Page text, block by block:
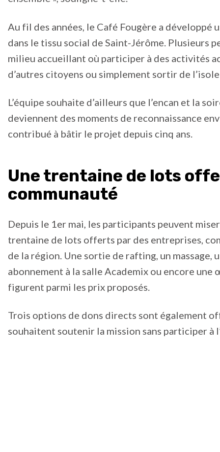
Au fil des années, le Café Fougère a développé
dans le tissu social de Saint-Jérôme. Plusieurs
milieu accueillant où participer à des activités
d’autres citoyens ou simplement sortir de
L’équipe souhaite d’ailleurs que l’encan et la
deviennent des moments de reconnaissance
contribué à bâtir le projet depuis cinq ans.
Une trentaine de lots
communauté
Depuis le 1er mai, les participants peuvent
trentaine de lots offerts par des entreprises,
de la région. Une sortie de rafting, un massage,
abonnement à la salle Academix ou encore une
figurent parmi les prix proposés.
Trois options de dons directs sont également
souhaitent soutenir la mission sans participer à